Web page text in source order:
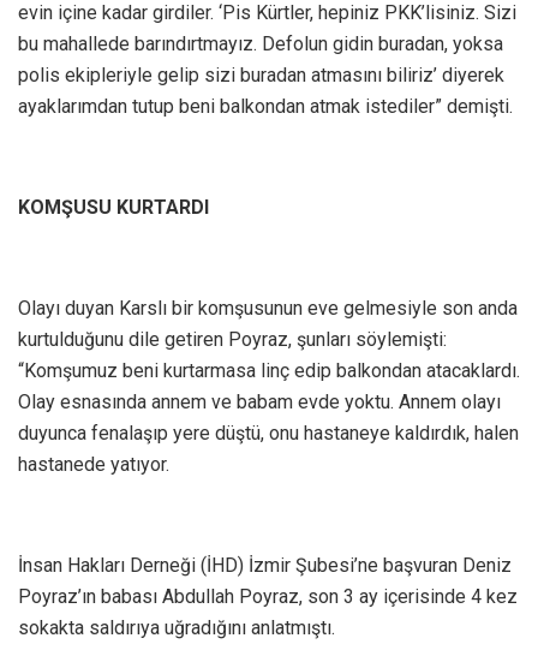
evin içine kadar girdiler. ‘Pis Kürtler, hepiniz PKK’lisiniz. Sizi
bu mahallede barındırtmayız. Defolun gidin buradan, yoksa
polis ekipleriyle gelip sizi buradan atmasını biliriz’ diyerek
ayaklarımdan tutup beni balkondan atmak istediler” demişti.
KOMŞUSU KURTARDI
Olayı duyan Karslı bir komşusunun eve gelmesiyle son anda
kurtulduğunu dile getiren Poyraz, şunları söylemişti:
“Komşumuz beni kurtarmasa linç edip balkondan atacaklardı.
Olay esnasında annem ve babam evde yoktu. Annem olayı
duyunca fenalaşıp yere düştü, onu hastaneye kaldırdık, halen
hastanede yatıyor.
İnsan Hakları Derneği (İHD) İzmir Şubesi’ne başvuran Deniz
Poyraz’ın babası Abdullah Poyraz, son 3 ay içerisinde 4 kez
sokakta saldırıya uğradığını anlatmıştı.